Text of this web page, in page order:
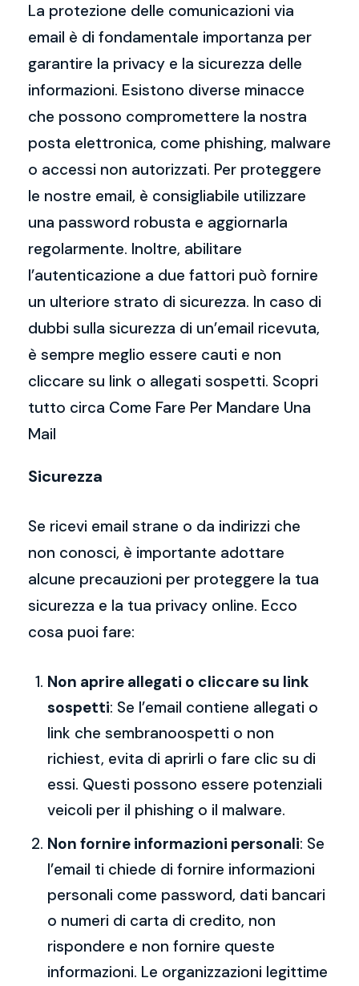
La protezione delle comunicazioni via
email è di fondamentale importanza per
garantire la privacy e la sicurezza delle
informazioni. Esistono diverse minacce
che possono compromettere la nostra
posta elettronica, come phishing, malware
o accessi non autorizzati. Per proteggere
le nostre email, è consigliabile utilizzare
una password robusta e aggiornarla
regolarmente. Inoltre, abilitare
l’autenticazione a due fattori può fornire
un ulteriore strato di sicurezza. In caso di
dubbi sulla sicurezza di un’email ricevuta,
è sempre meglio essere cauti e non
cliccare su link o allegati sospetti. Scopri
tutto circa Come Fare Per Mandare Una
Mail
Sicurezza
Se ricevi email strane o da indirizzi che
non conosci, è importante adottare
alcune precauzioni per proteggere la tua
sicurezza e la tua privacy online. Ecco
cosa puoi fare:
Non aprire allegati o cliccare su link
sospetti: Se l’email contiene allegati o
link che sembranoospetti o non
richiest, evita di aprirli o fare clic su di
essi. Questi possono essere potenziali
veicoli per il phishing o il malware.
Non fornire informazioni personali: Se
l’email ti chiede di fornire informazioni
personali come password, dati bancari
o numeri di carta di credito, non
rispondere e non fornire queste
informazioni. Le organizzazioni legittime